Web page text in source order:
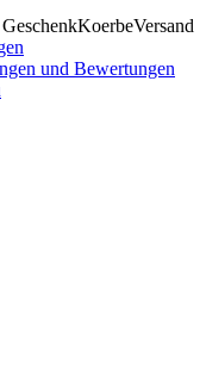
und Bewertungen